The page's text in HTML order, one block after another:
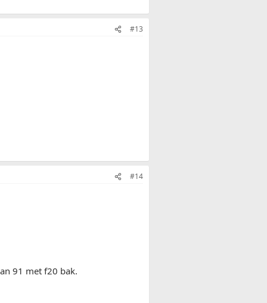
#13
#14
91 met f20 bak.